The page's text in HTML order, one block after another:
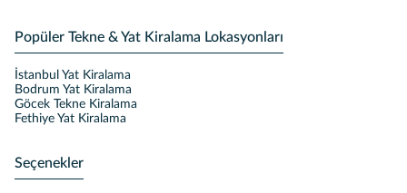
Popüler Tekne & Yat Kiralama Lokasyonları
İstanbul Yat Kiralama
Bodrum Yat Kiralama
Göcek Tekne Kiralama
Fethiye Yat Kiralama
Seçenekler